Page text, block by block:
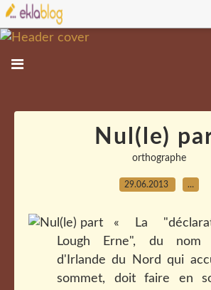
Nul(le)
orthographe
29.06.2013 …
« La
Lough Erne", du
d'Irlande du Nord qui
sommet, doit faire en